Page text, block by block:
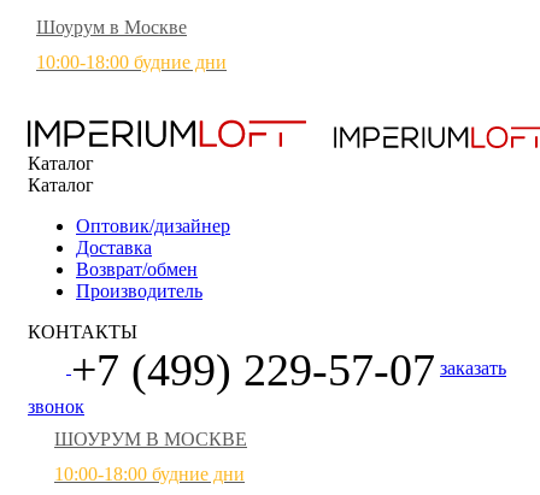
Шоурум в Москве
10:00-18:00 будние дни
Каталог
Каталог
Оптовик/дизайнер
Доставка
Возврат/обмен
Производитель
КОНТАКТЫ
+7 (499) 229-57-07 заказать
звонок
ШОУРУМ В МОСКВЕ
10:00-18:00 будние дни